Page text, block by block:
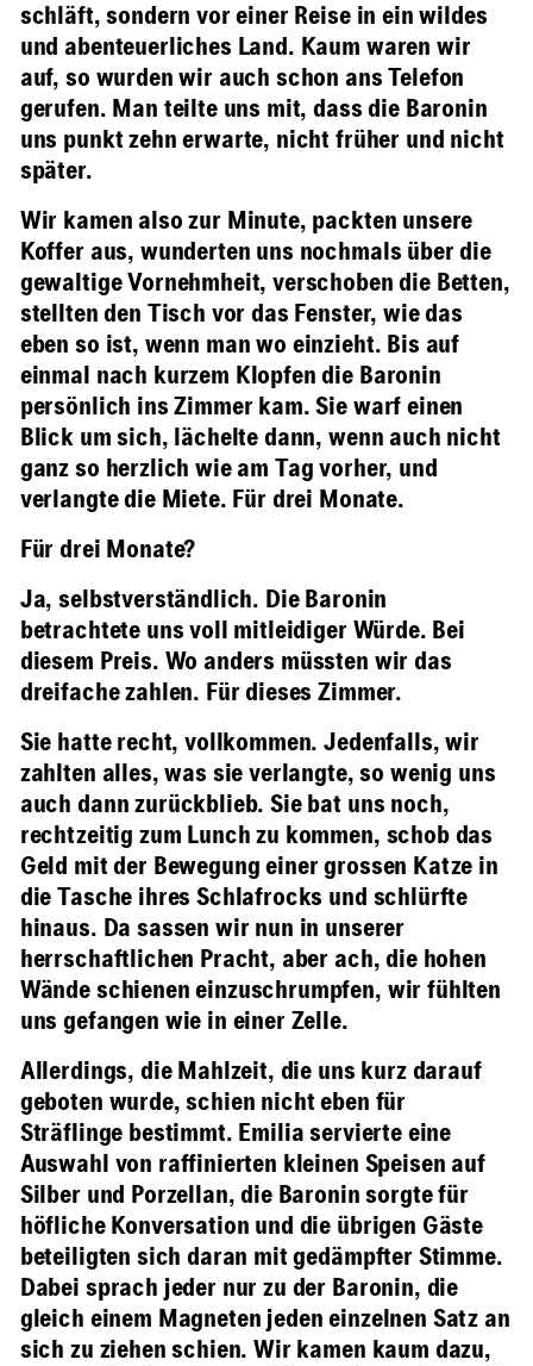
schläft, sondern vor einer Reise in ein wildes
und abenteuerliches Land. Kaum waren wir
auf, so wurden wir auch schon ans Telefon
gerufen. Man teilte uns mit, dass die Baronin
uns punkt zehn erwarte, nicht früher und nicht
später.
Wir kamen also zur Minute, packten unsere
Koffer aus, wunderten uns nochmals über die
gewaltige Vornehmheit, verschoben die Betten,
stellten den Tisch vor das Fenster, wie das
eben so ist, wenn man wo einzieht. Bis auf
einmal nach kurzem Klopfen die Baronin
persönlich ins Zimmer kam. Sie warf einen
Blick um sich, lächelte dann, wenn auch nicht
ganz so herzlich wie am Tag vorher, und
verlangte die Miete. Für drei Monate.
Für drei Monate?
Ja, selbstverständlich. Die Baronin
betrachtete uns voll mitleidiger Würde. Bei
diesem Preis. Wo anders müssten wir das
dreifache zahlen. Für dieses Zimmer.
Sie hatte recht, vollkommen. Jedenfalls, wir
zahlten alles, was sie verlangte, so wenig uns
auch dann zurückblieb. Sie bat uns noch,
rechtzeitig zum Lunch zu kommen, schob das
Geld mit der Bewegung einer grossen Katze in
die Tasche ihres Schlafrocks und schlürfte
hinaus. Da sassen wir nun in unserer
herrschaftlichen Pracht, aber ach, die hohen
Wände schienen einzuschrumpfen, wir fühlten
uns gefangen wie in einer Zelle.
Allerdings, die Mahlzeit, die uns kurz darauf
geboten wurde, schien nicht eben für
Sträflinge bestimmt. Emilia servierte eine
Auswahl von raffinierten kleinen Speisen auf
Silber und Porzellan, die Baronin sorgte für
höfliche Konversation und die übrigen Gäste
beteiligten sich daran mit gedämpfter Stimme.
Dabei sprach jeder nur zu der Baronin, die
gleich einem Magneten jeden einzelnen Satz an
sich zu ziehen schien. Wir kamen kaum dazu,